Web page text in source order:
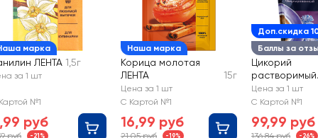
марка
ЛЕНТА 1,5г
за 1 шт
№1
руб
руб -21%
Наша марка
Корица молотая
ЛЕНТА
15г
Цена за 1 шт
С Картой №1
16,99 руб
21,05 руб -19%
Доп.скидка
Баллы за
Цикорий
растворимый
ЛЕНТА
Цена за 1 шт
С Картой №1
99,99 руб
136,84 руб -26%